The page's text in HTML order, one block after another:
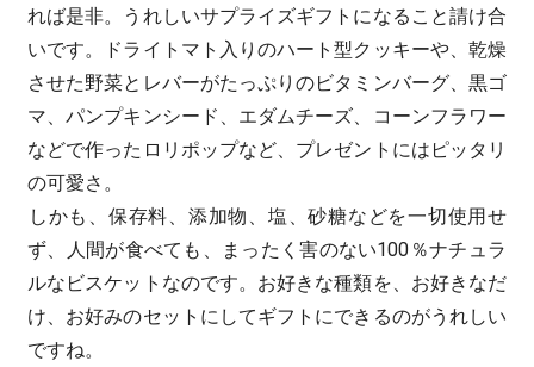
れば是非。うれしいサプライズギフトになること請け合
いです。ドライトマト入りのハート型クッキーや、乾燥
させた野菜とレバーがたっぷりのビタミンバーグ、黒ゴ
マ、パンプキンシード、エダムチーズ、コーンフラワー
などで作ったロリポップなど、プレゼントにはピッタリ
の可愛さ。
しかも、保存料、添加物、塩、砂糖などを一切使用せ
ず、人間が食べても、まったく害のない100％ナチュラ
ルなビスケットなのです。お好きな種類を、お好きなだ
け、お好みのセットにしてギフトにできるのがうれしい
ですね。